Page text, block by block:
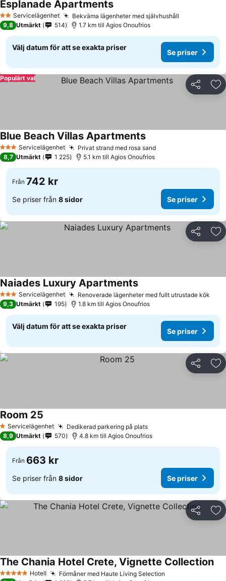
2 StjärnorServicelägenhet Bekväma lägenheter med självhushåll
Esplanade Apartments
9,8 Utmärkt 514 1.7 km till Agios Onoufrios
Välj datum för att se exakta priser
Se priser
Dela
Populärt val
3 StjärnorServicelägenhet Privat strand med rosa sand
Blue Beach Villas Apartments
8,7 Utmärkt 1 225 5.1 km till Agios Onoufrios
Från 742 kr
Se priser från 8 sidor Se priser
Dela
3 StjärnorServicelägenhet Renoverade lägenheter med fullt utrustade kök
Naiades Luxury Apartments
9,3 Utmärkt 195 1.8 km till Agios Onoufrios
Välj datum för att se exakta priser
Se priser
Dela
1 Stjärnor
Servicelägenhet Dedikerad parkering på plats
Room 25
8,9 Utmärkt 570 4.8 km till Agios Onoufrios
Från 663 kr
Se priser från 8 sidor Se priser
Dela
5 Stjärnor Hotell Förmåner med Haute Living Selection
The Chania Hotel Crete, Vignette Collection